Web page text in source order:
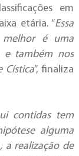
em
etária. “Essa
é uma
e também nos
Cística”, finaliza
contidas tem
alguma
a realização de